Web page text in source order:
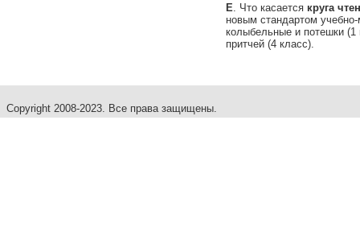
Е . Что касается круга
новым стандартом
колыбельные и потешки (1
притчей (4 класс).
Copyright 2008-2023. Все права защищены.